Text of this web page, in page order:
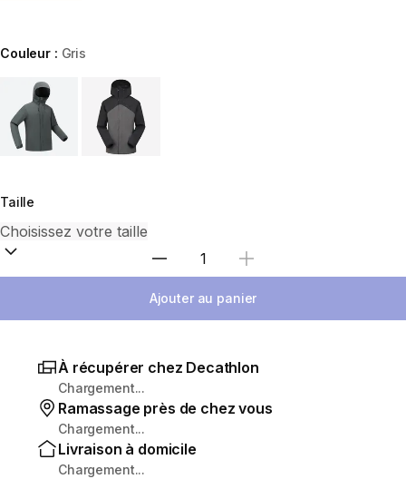
Couleur : Gris
Choose a variant
Taille
Sélectionnez la quantité
Ajouter au panier
À récupérer chez Decathlon
Chargement...
Ramassage près de chez vous
Chargement...
Livraison à domicile
Chargement...